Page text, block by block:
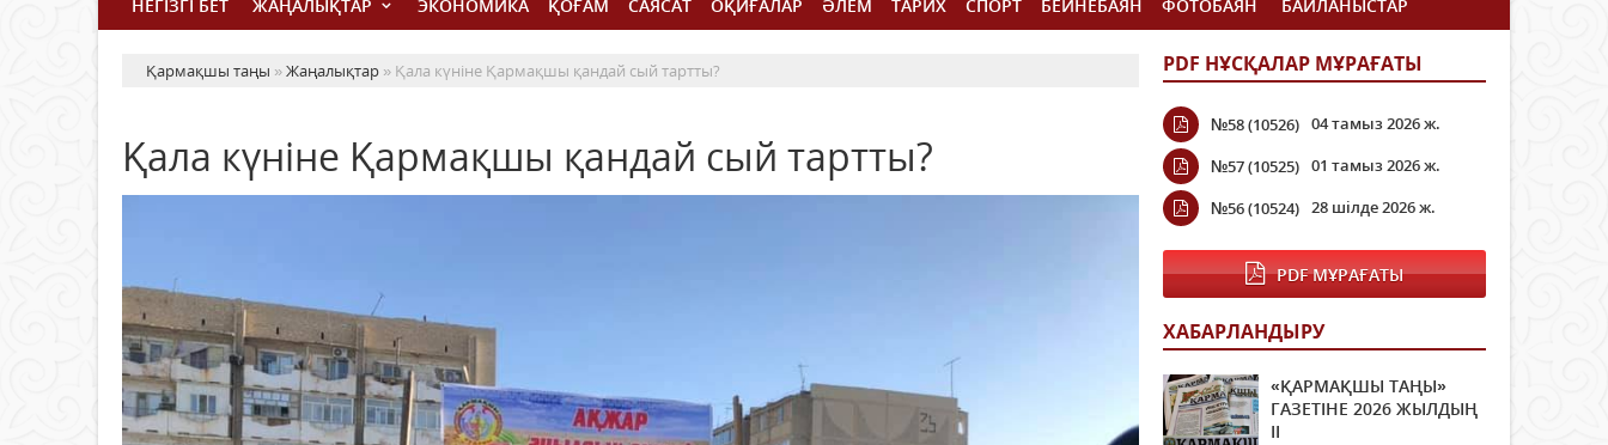
НЕГІЗГІ БЕТ ЖАҢАЛЫҚТАР ЭКОНОМИКА ҚОҒАМ САЯСАТ ОҚИҒАЛАР ӘЛЕМ ТАРИХ СПОРТ БЕЙНЕБАЯН ФОТОБАЯН БАЙЛАНЫСТАР
Қармақшы таңы »Жаңалықтар » Қала күніне Қармақшы қандай сый тартты?
Қала күніне Қармақшы қандай сый тартты?
PDF НҰСҚАЛАР МҰРАҒАТЫ
№58 (10526) 04 тамыз 2026 ж.
№57 (10525) 01 тамыз 2026 ж.
№56 (10524) 28 шілде 2026 ж.
PDF МҰРАҒАТЫ
ХАБАРЛАНДЫРУ
«ҚАРМАҚШЫ ТАҢЫ»
ГАЗЕТІНЕ 2026 ЖЫЛДЫҢ
ІI